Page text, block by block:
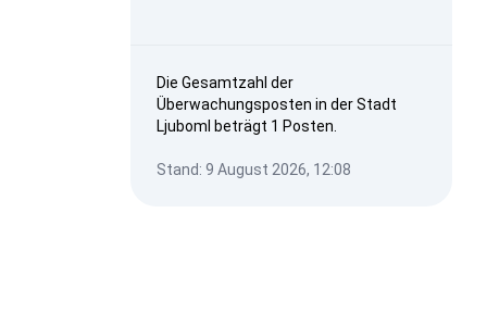
Die Gesamtzahl der
Überwachungsposten in der Stadt
Ljuboml beträgt 1 Posten.
Stand: 9 August 2026, 12:08